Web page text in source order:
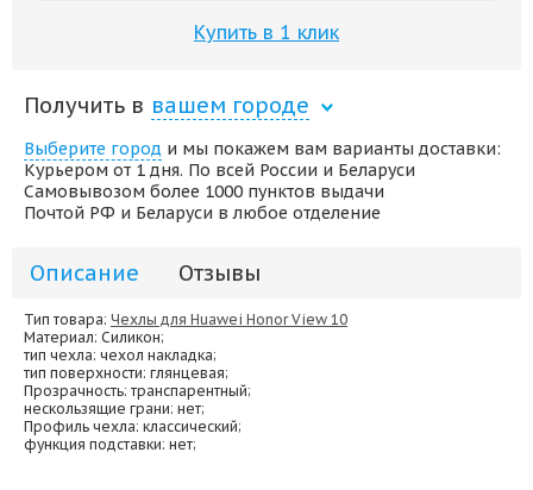
Купить в 1 клик
Получить в вашем городе
Выберите город и мы покажем вам варианты доставки:
Курьером от 1 дня. По всей России и Беларуси
Самовывозом более 1000 пунктов выдачи
Почтой РФ и Беларуси в любое отделение
Описание Отзывы
Тип товара: Чехлы для Huawei Honor View 10
Материал: Силикон;
тип чехла: чехол накладка;
тип поверхности: глянцевая;
Прозрачность: транспарентный;
нескользящие грани: нет;
Профиль чехла: классический;
функция подставки: нет;